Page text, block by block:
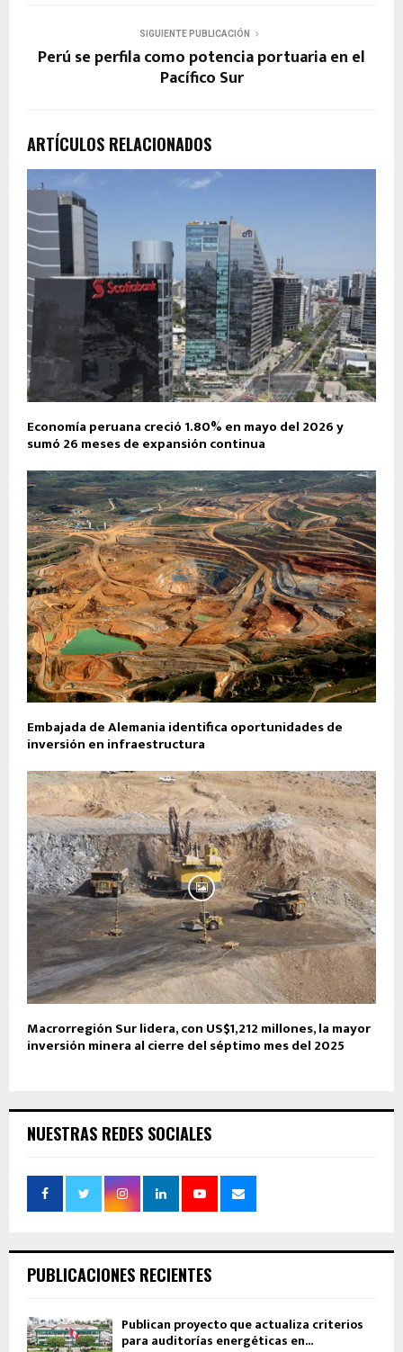
SIGUIENTE PUBLICACIÓN
Perú se perfila como potencia portuaria en el
Pacífico Sur
ARTÍCULOS RELACIONADOS
Economía peruana creció 1.80% en mayo del 2026 y
sumó 26 meses de expansión continua
Embajada de Alemania identifica oportunidades de
inversión en infraestructura
Macrorregión Sur lidera, con US$1,212 millones, la mayor
inversión minera al cierre del séptimo mes del 2025
NUESTRAS REDES SOCIALES
PUBLICACIONES RECIENTES
Publican proyecto que actualiza criterios
para auditorías energéticas en...